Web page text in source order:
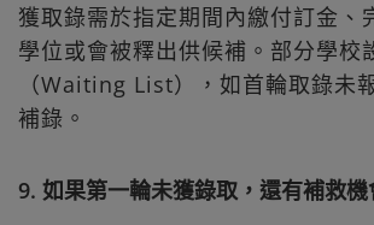
獲取錄需於指定期間內繳付訂金、
學位或會被釋出供候補。部分學校
（Waiting List），如首輪取錄未
補錄。
9. 如果第一輪未獲錄取，還有補救機